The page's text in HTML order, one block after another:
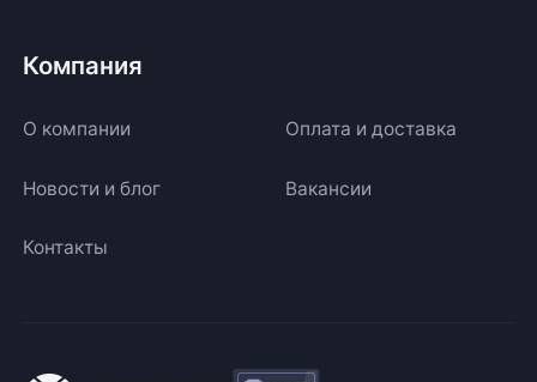
Компания
О компании Оплата и доставка
Новости и блог Вакансии
Контакты